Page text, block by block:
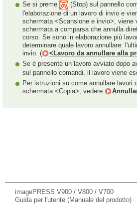
Se si preme
(Stop) sul pannello
l'elaborazione di un lavoro di invio e
schermata <Scansione e invio>, viene
schermata a comparsa che annulla
corso. Se sono in elaborazione più
determinare quale lavoro annullare:
invio. (
<Lavoro da annullare alla
Se è presente un lavoro avviato dopo
sul pannello comandi, il lavoro viene
Per istruzioni su come annullare lavori
schermata <Copia>, vedere
imagePRESS V900 / V800 / V700
Guida per l'utente (Manuale del prodotto)